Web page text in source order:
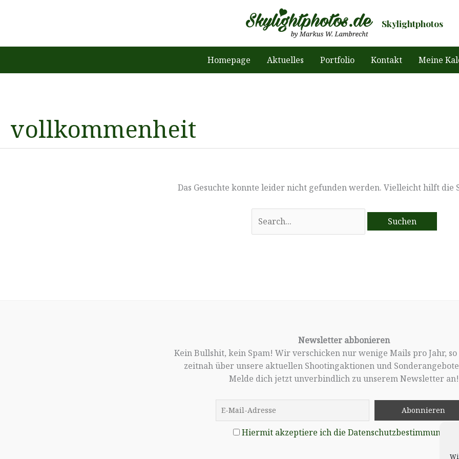
Skylightphotos
Homepage Aktuelles Portfolio Kontakt Meine
vollkommenheit
Das Gesuchte konnte leider nicht gefunden werden. Vielleicht hilft die
nach:
Newsletter abbonieren
Kein Bullshit, kein Spam! Wir verschicken nur wenige Mails pro Jahr,
zeitnah über unsere aktuellen Shootingaktionen und
Melde dich jetzt unverbindlich zu unserem Newsletter an!
Hiermit akzeptiere ich die Datenschutzbestimmungen